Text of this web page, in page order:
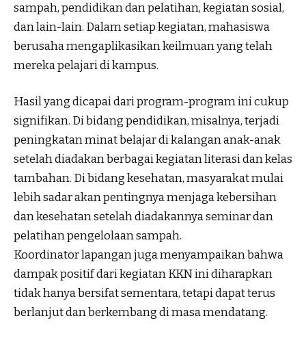
sampah, pendidikan dan pelatihan, kegiatan sosial,
dan lain-lain. Dalam setiap kegiatan, mahasiswa
berusaha mengaplikasikan keilmuan yang telah
mereka pelajari di kampus.
Hasil yang dicapai dari program-program ini cukup
signifikan. Di bidang pendidikan, misalnya, terjadi
peningkatan minat belajar di kalangan anak-anak
setelah diadakan berbagai kegiatan literasi dan kelas
tambahan. Di bidang kesehatan, masyarakat mulai
lebih sadar akan pentingnya menjaga kebersihan
dan kesehatan setelah diadakannya seminar dan
pelatihan pengelolaan sampah.
Koordinator lapangan juga menyampaikan bahwa
dampak positif dari kegiatan KKN ini diharapkan
tidak hanya bersifat sementara, tetapi dapat terus
berlanjut dan berkembang di masa mendatang.